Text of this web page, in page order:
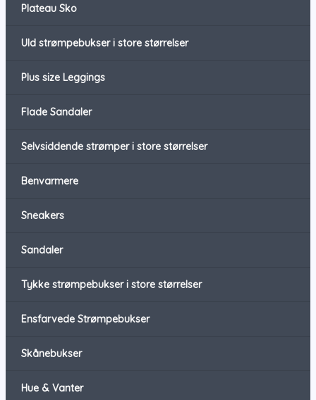
Plateau Sko
Uld strømpebukser i store størrelser
Plus size Leggings
Flade Sandaler
Selvsiddende strømper i store størrelser
Benvarmere
Sneakers
Sandaler
Tykke strømpebukser i store størrelser
Ensfarvede Strømpebukser
Skånebukser
Hue & Vanter